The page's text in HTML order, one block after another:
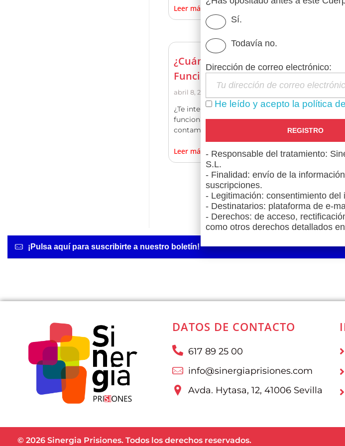
Leer más
¿Cuánto cobra un
Funcionario de Prisiones?
abril 8, 2021
¿Te interesa saber cuánto cobra un
funcionario de prisiones? Te lo
contamos.
Leer más
¡Pulsa aquí para suscribirte a nuestro boletín!
DATOS DE CONTACTO
617 89 25 00
info@sinergiaprisiones.com
Avda. Hytasa, 12, 41006 Sevilla
© 2026 Sinergia Prisiones. Todos los derechos reservados.
Sí.
Todavía no.
Dirección de correo electrónico:
He leído y acepto la política
- Responsable del tratamiento:
S.L.
- Finalidad: envío de la
suscripciones.
- Legitimación: consentimiento del
- Destinatarios: plataforma de e-
- Derechos: de acceso,
como otros derechos detallados